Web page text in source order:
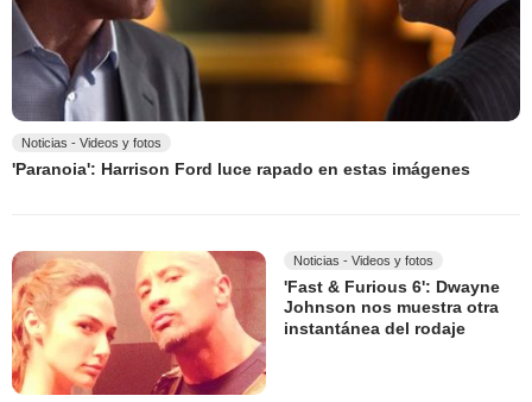
Noticias - Videos y fotos
'Paranoia': Harrison Ford luce rapado en estas imágenes
Noticias - Videos y fotos
'Fast & Furious 6': Dwayne
Johnson nos muestra otra
instantánea del rodaje